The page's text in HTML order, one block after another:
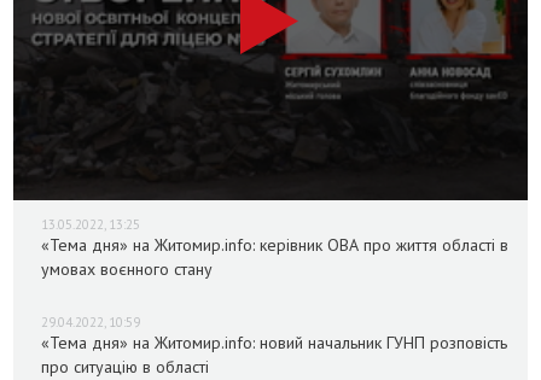
13.05.2022, 13:25
«Тема дня» на Житомир.info: керівник ОВА про життя області в
умовах воєнного стану
29.04.2022, 10:59
«Тема дня» на Житомир.info: новий начальник ГУНП розповість
про ситуацію в області